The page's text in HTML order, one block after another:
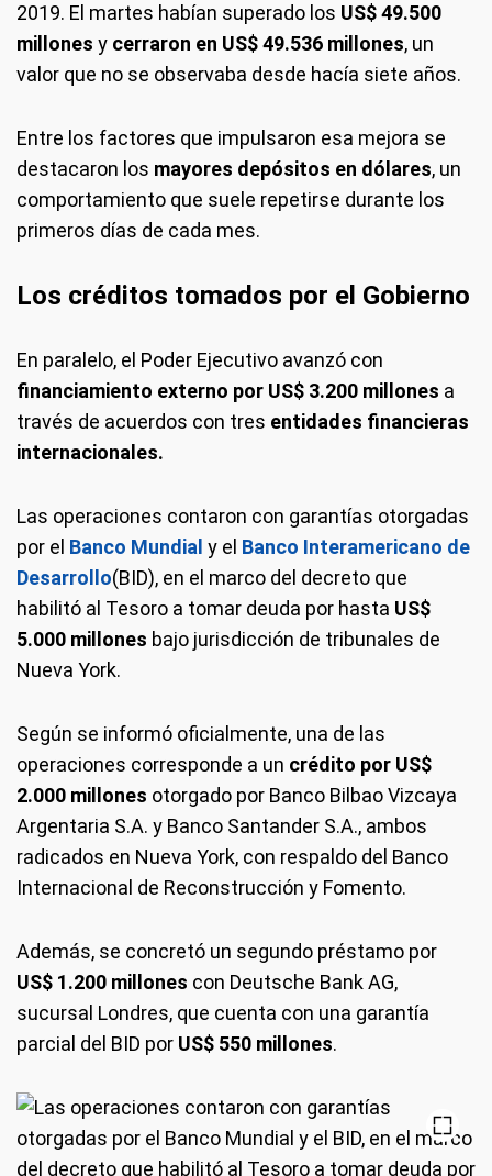
2019. El martes habían superado los US$ 49.500
millones y cerraron en US$ 49.536 millones, un
valor que no se observaba desde hacía siete años.
Entre los factores que impulsaron esa mejora se
destacaron los mayores depósitos en dólares, un
comportamiento que suele repetirse durante los
primeros días de cada mes.
Los créditos tomados por el Gobierno
En paralelo, el Poder Ejecutivo avanzó con
financiamiento externo por US$ 3.200 millones a
través de acuerdos con tres entidades financieras
internacionales.
Las operaciones contaron con garantías otorgadas
por el Banco Mundial y el Banco Interamericano de
Desarrollo(BID), en el marco del decreto que
habilitó al Tesoro a tomar deuda por hasta US$
5.000 millones bajo jurisdicción de tribunales de
Nueva York.
Según se informó oficialmente, una de las
operaciones corresponde a un crédito por US$
2.000 millones otorgado por Banco Bilbao Vizcaya
Argentaria S.A. y Banco Santander S.A., ambos
radicados en Nueva York, con respaldo del Banco
Internacional de Reconstrucción y Fomento.
Además, se concretó un segundo préstamo por
US$ 1.200 millones con Deutsche Bank AG,
sucursal Londres, que cuenta con una garantía
parcial del BID por US$ 550 millones.